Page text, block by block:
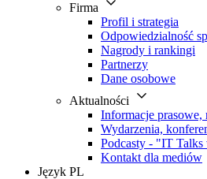
Firma
Profil i strategia
Odpowiedzialność
Nagrody i rankingi
Partnerzy
Dane osobowe
Aktualności
Informacje prasowe,
Wydarzenia,
Podcasty - "IT
Kontakt dla mediów
Język PL